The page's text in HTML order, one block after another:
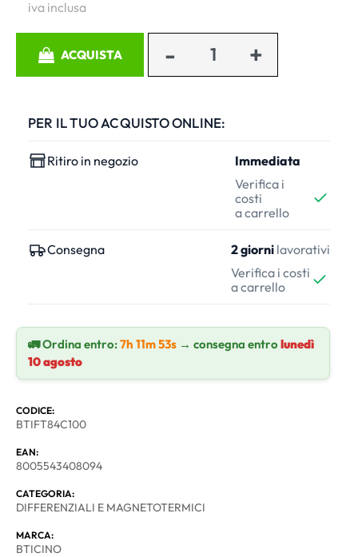
iva inclusa
ACQUISTA
PER IL TUO ACQUISTO ONLINE:
Ritiro in negozio
Immediata
Verifica i
costi
a carrello
Consegna 2 giorni lavorativi
Verifica i costi
a carrello
🚛 Ordina entro:7h 11m 52s → consegna entrolunedì
10 agosto
CODICE:
BTIFT84C100
EAN:
8005543408094
CATEGORIA:
DIFFERENZIALI E MAGNETOTERMICI
MARCA:
BTICINO